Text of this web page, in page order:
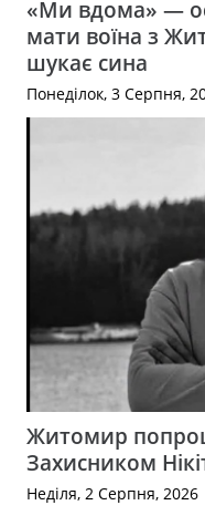
«Ми вдома» —
мати воїна з
шукає сина
Понеділок, 3 Серпня,
Житомир
Захисником
Неділя, 2 Серпня, 2026